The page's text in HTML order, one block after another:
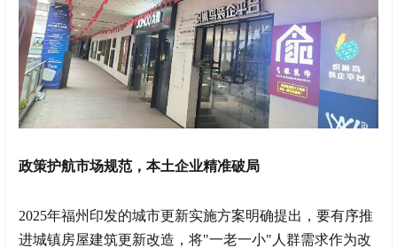
政策护航市场规范，本土企业精准破局
2025年福州印发的城市更新实施方案明确提出，要有序推
进城镇房屋建筑更新改造，将"一老一小"人群需求作为改